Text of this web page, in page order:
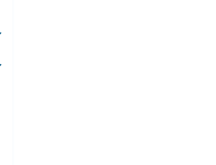
Alternar
Alternar